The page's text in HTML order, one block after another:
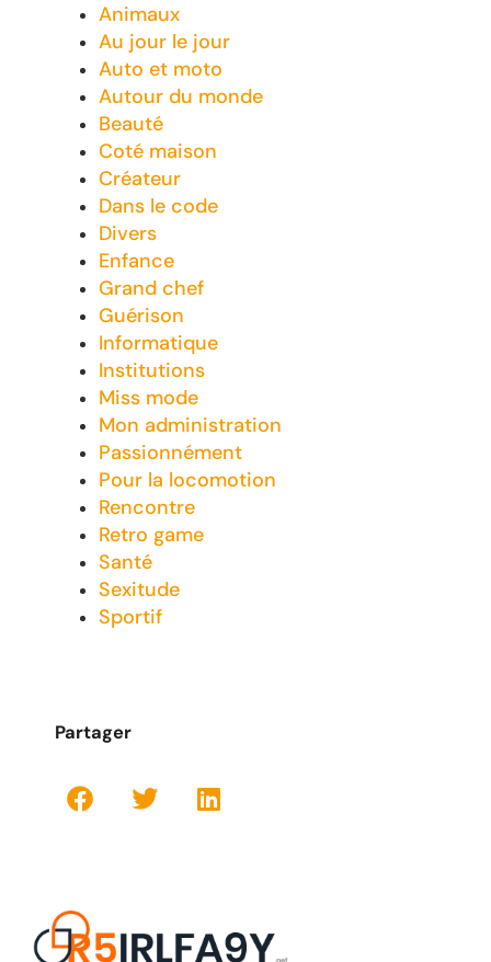
Animaux
Au jour le jour
Auto et moto
Autour du monde
Beauté
Coté maison
Créateur
Dans le code
Divers
Enfance
Grand chef
Guérison
Informatique
Institutions
Miss mode
Mon administration
Passionnément
Pour la locomotion
Rencontre
Retro game
Santé
Sexitude
Sportif
Partager